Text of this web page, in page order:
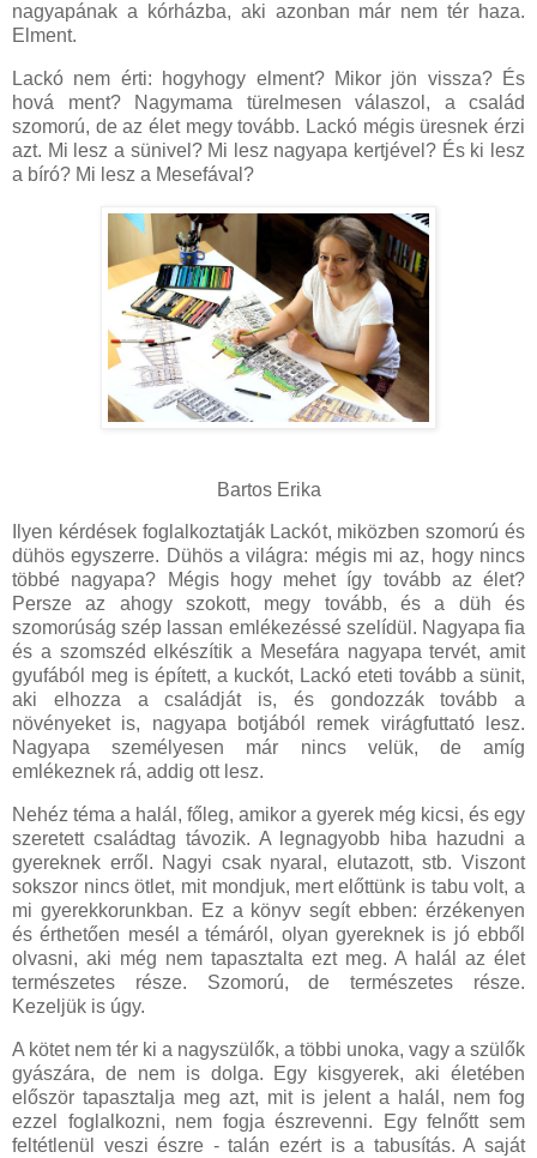
nagyapának a kórházba, aki azonban már nem tér haza.
Elment.
Lackó nem érti: hogyhogy elment? Mikor jön vissza? És
hová ment? Nagymama türelmesen válaszol, a család
szomorú, de az élet megy tovább. Lackó mégis üresnek érzi
azt. Mi lesz a sünivel? Mi lesz nagyapa kertjével? És ki lesz
a bíró? Mi lesz a Mesefával?
Bartos Erika
Ilyen kérdések foglalkoztatják Lackót, miközben szomorú és
dühös egyszerre. Dühös a világra: mégis mi az, hogy nincs
többé nagyapa? Mégis hogy mehet így tovább az élet?
Persze az ahogy szokott, megy tovább, és a düh és
szomorúság szép lassan emlékezéssé szelídül. Nagyapa fia
és a szomszéd elkészítik a Mesefára nagyapa tervét, amit
gyufából meg is épített, a kuckót, Lackó eteti tovább a sünit,
aki elhozza a családját is, és gondozzák tovább a
növényeket is, nagyapa botjából remek virágfuttató lesz.
Nagyapa személyesen már nincs velük, de amíg
emlékeznek rá, addig ott lesz.
Nehéz téma a halál, főleg, amikor a gyerek még kicsi, és egy
szeretett családtag távozik. A legnagyobb hiba hazudni a
gyereknek erről. Nagyi csak nyaral, elutazott, stb. Viszont
sokszor nincs ötlet, mit mondjuk, mert előttünk is tabu volt, a
mi gyerekkorunkban. Ez a könyv segít ebben: érzékenyen
és érthetően mesél a témáról, olyan gyereknek is jó ebből
olvasni, aki még nem tapasztalta ezt meg. A halál az élet
természetes része. Szomorú, de természetes része.
Kezeljük is úgy.
A kötet nem tér ki a nagyszülők, a többi unoka, vagy a szülők
gyászára, de nem is dolga. Egy kisgyerek, aki életében
először tapasztalja meg azt, mit is jelent a halál, nem fog
ezzel foglalkozni, nem fogja észrevenni. Egy felnőtt sem
feltétlenül veszi észre - talán ezért is a tabusítás. A saját